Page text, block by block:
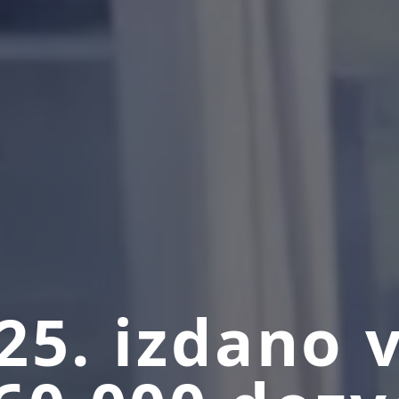
izdano